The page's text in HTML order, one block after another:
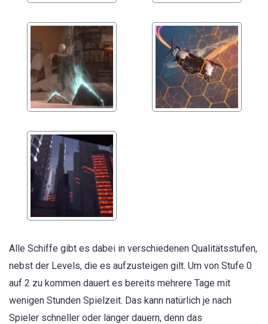
Alle Schiffe gibt es dabei in verschiedenen Qualitätsstufen,
nebst der Levels, die es aufzusteigen gilt. Um von Stufe 0
auf 2 zu kommen dauert es bereits mehrere Tage mit
wenigen Stunden Spielzeit. Das kann natürlich je nach
Spieler schneller oder länger dauern, denn das